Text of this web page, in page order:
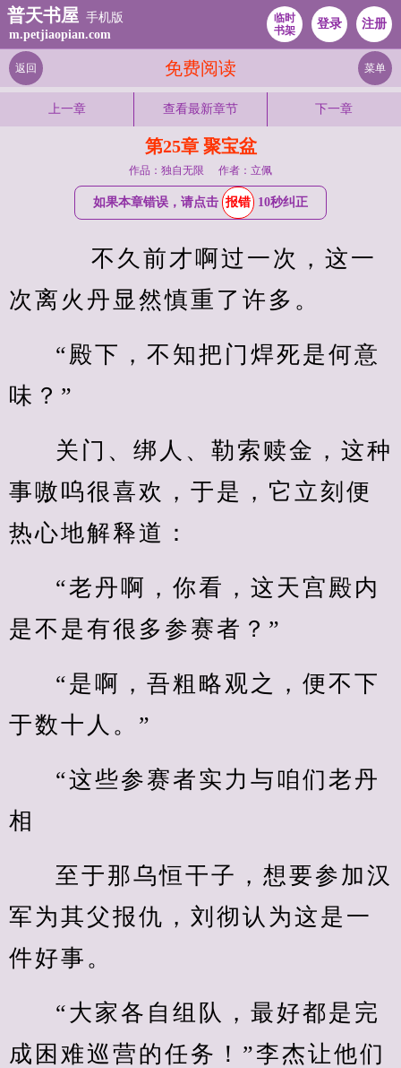
普天书屋 手机版
m.petjiaopian.com
临时
书架
登录 注册
免费阅读
返回 菜单
上一章 查看最新章节 下一章
第25章 聚宝盆
作品：独自无限 作者：立佩
如果本章错误，请点击 报错 10秒纠正
次离火丹显然慎重了许多。
“殿下，不知把门焊死是何意
味？”
关门、绑人、勒索赎金，这种
事嗷呜很喜欢，于是，它立刻便
热心地解释道：
“老丹啊，你看，这天宫殿内
是不是有很多参赛者？”
“是啊，吾粗略观之，便不下
于数十人。”
“这些参赛者实力与咱们老丹
相
至于那乌恒干子，想要参加汉
军为其父报仇，刘彻认为这是一
件好事。
“大家各自组队，最好都是完
成困难巡营的任务！”李杰让他们